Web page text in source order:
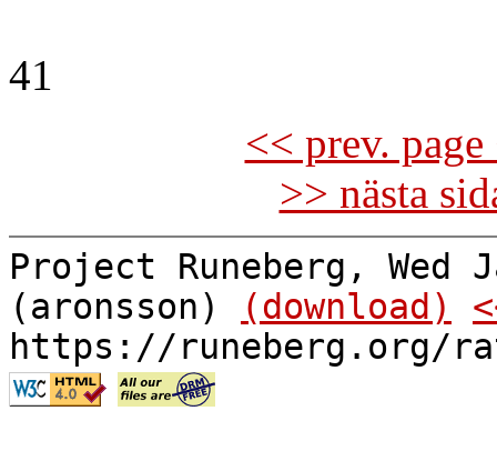
41
<< prev.
>> nästa
Project Runeberg, Wed
(aronsson)
(download)
https://runeberg.org/